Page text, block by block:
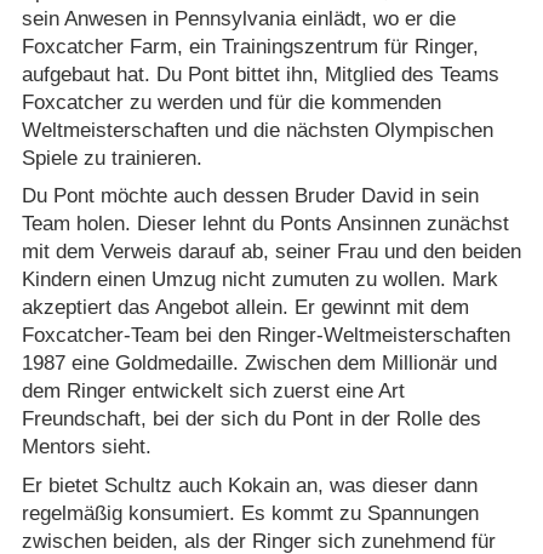
sein Anwesen in Pennsylvania einlädt, wo er die
Foxcatcher Farm, ein Trainingszentrum für Ringer,
aufgebaut hat. Du Pont bittet ihn, Mitglied des Teams
Foxcatcher zu werden und für die kommenden
Weltmeisterschaften und die nächsten Olympischen
Spiele zu trainieren.
Du Pont möchte auch dessen Bruder David in sein
Team holen. Dieser lehnt du Ponts Ansinnen zunächst
mit dem Verweis darauf ab, seiner Frau und den beiden
Kindern einen Umzug nicht zumuten zu wollen. Mark
akzeptiert das Angebot allein. Er gewinnt mit dem
Foxcatcher-Team bei den Ringer-Weltmeisterschaften
1987 eine Goldmedaille. Zwischen dem Millionär und
dem Ringer entwickelt sich zuerst eine Art
Freundschaft, bei der sich du Pont in der Rolle des
Mentors sieht.
Er bietet Schultz auch Kokain an, was dieser dann
regelmäßig konsumiert. Es kommt zu Spannungen
zwischen beiden, als der Ringer sich zunehmend für